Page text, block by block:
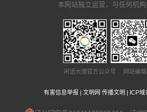
本网站独立运营，与任何机
闲话大潦官方公众号 网站编
有害信息举报 文明网 传播文明 ICP